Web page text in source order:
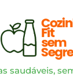
saudáveis,